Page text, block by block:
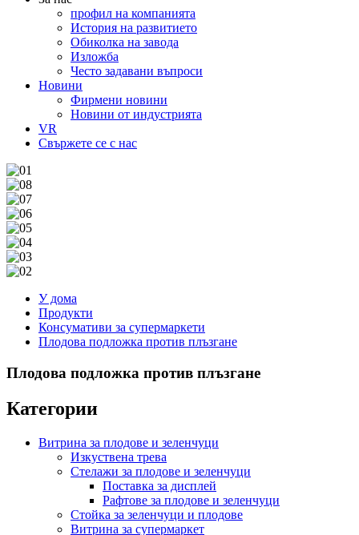
профил на компанията
История на развитието
Обиколка на завода
Изложба
Често задавани въпроси
Новини
Фирмени новини
Новини от индустрията
VR
Свържете се с нас
У дома
Продукти
Консумативи за супермаркети
Плодова подложка против плъзгане
Плодова подложка против плъзгане
Категории
Витрина за плодове и зеленчуци
Изкуствена трева
Стелажи за плодове и зеленчуци
Поставка за дисплей
Рафтове за плодове и зеленчуци
Стойка за зеленчуци и плодове
Витрина за супермаркет